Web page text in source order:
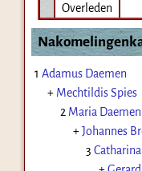
Overleden
1 Adamus Daemen
+ Mechtildis Spies
2 Maria
+Johannes
3